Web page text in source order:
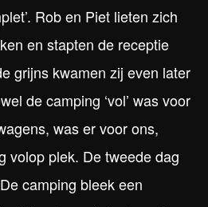
Rob en Piet lieten zich
en stapten de receptie
grijns kwamen zij even later
de camping ‘vol’ was voor
was er voor ons,
volop plek. De tweede dag
camping bleek een